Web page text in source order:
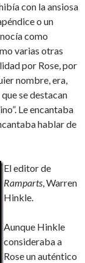
con la ansiosa
o un
como
varias otras
por Rose, por
nombre, era,
se destacan
Le encantaba
hablar de
El editor de
Ramparts, Warren
Hinkle.
Aunque Hinkle
consideraba a
Rose un auténtico